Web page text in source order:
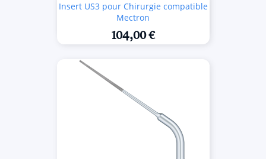
Insert US3 pour Chirurgie compatible
Mectron
104,00 €